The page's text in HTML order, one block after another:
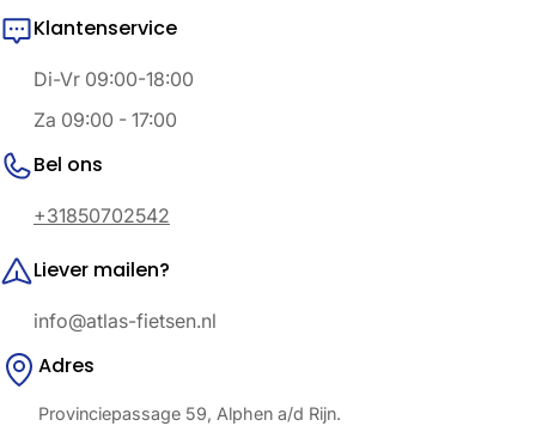
Klantenservice
Di-Vr 09:00-18:00
Za 09:00 - 17:00
Bel ons
+31850702542
Liever mailen?
info@atlas-fietsen.nl
Adres
Provinciepassage 59, Alphen a/d Rijn.